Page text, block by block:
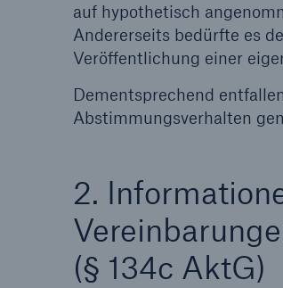
auf hypothetisch
Andererseits bedürfte es
Veröffentlichung einer
Dementsprechend
Abstimmungsverhalten
2.
(§ 134c AktG)